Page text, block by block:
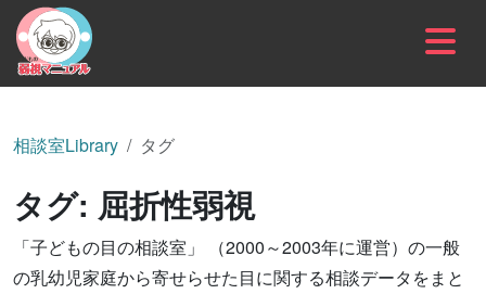
内容をスキップ
相談室Library タグ
タグ: 屈折性弱視
「子どもの目の相談室」 （2000～2003年に運営）の一般
の乳幼児家庭から寄せらせた目に関する相談データをまと